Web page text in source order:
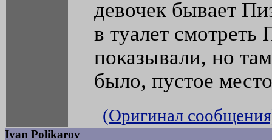
девочек бывает
в туалет смотреть
показывали, но
было, пустое
(Оригинал
Ivan Polikarov